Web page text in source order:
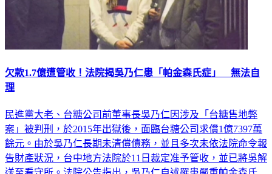
欠款1.7億遭管收！法院揭吳乃仁患「帕金森氏症」 無法自
理
民進黨大老、台糖公司前董事長吳乃仁因涉及「台糖售地弊
案」被判刑，於2015年出獄後，面臨台糖公司求償1億7397萬
餘元。由於吳乃仁長期未清償債務，並且多次未依法院命令報
告財產狀況，台中地方法院於11日裁定准予管收，並已將吳解